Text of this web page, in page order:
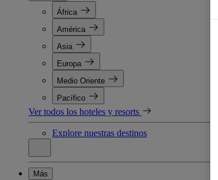
África
América
Asia
Europa
Medio Oriente
Pacífico
Ver todos los hoteles y resorts
Explore nuestras destinos
Más